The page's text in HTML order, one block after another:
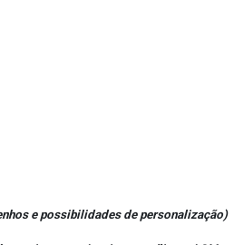
e possibilidades de personalização)